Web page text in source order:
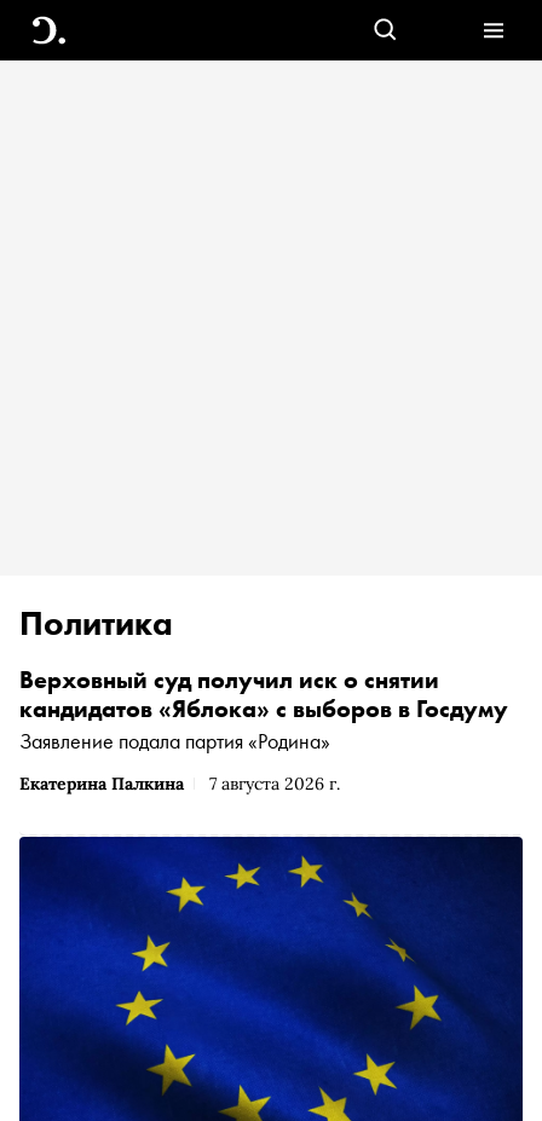
Политика
Екатерина Палкина 7 августа 2026 г.
Верховный суд получил иск о снятии
кандидатов «Яблока» с выборов в Госдуму
Заявление подала партия «Родина»